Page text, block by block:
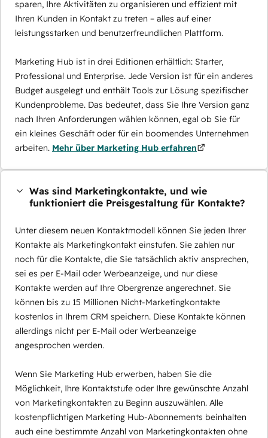
sparen, Ihre Aktivitäten zu organisieren und effizient mit
Ihren Kunden in Kontakt zu treten – alles auf einer
leistungsstarken und benutzerfreundlichen Plattform.
Marketing Hub ist in drei Editionen erhältlich: Starter,
Professional und Enterprise. Jede Version ist für ein anderes
Budget ausgelegt und enthält Tools zur Lösung spezifischer
Kundenprobleme. Das bedeutet, dass Sie Ihre Version ganz
nach Ihren Anforderungen wählen können, egal ob Sie für
ein kleines Geschäft oder für ein boomendes Unternehmen
arbeiten. Mehr über Marketing Hub erfahren
Was sind Marketingkontakte, und wie
funktioniert die Preisgestaltung für Kontakte?
Unter diesem neuen Kontaktmodell können Sie jeden Ihrer
Kontakte als Marketingkontakt einstufen. Sie zahlen nur
noch für die Kontakte, die Sie tatsächlich aktiv ansprechen,
sei es per E-Mail oder Werbeanzeige, und nur diese
Kontakte werden auf Ihre Obergrenze angerechnet. Sie
können bis zu 15 Millionen Nicht-Marketingkontakte
kostenlos in Ihrem CRM speichern. Diese Kontakte können
allerdings nicht per E-Mail oder Werbeanzeige
angesprochen werden.
Wenn Sie Marketing Hub erwerben, haben Sie die
Möglichkeit, Ihre Kontaktstufe oder Ihre gewünschte Anzahl
von Marketingkontakten zu Beginn auszuwählen. Alle
kostenpflichtigen Marketing Hub-Abonnements beinhalten
auch eine bestimmte Anzahl von Marketingkontakten ohne